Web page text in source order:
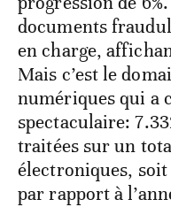
documents
en charge,
Mais c’est le
numériques qui a
spectaculaire:
traitées sur un
électroniques, soit
par rapport à